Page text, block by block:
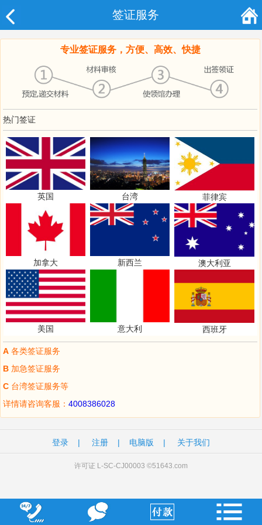
签证服务
专业签证服务，方便、高效、快捷
热门签证
英国 台湾 菲律宾
加拿大 新西兰 澳大利亚
美国 意大利 西班牙
A 各类签证服务
B 加急签证服务
C 台湾签证服务等
详情请咨询客服：4008386028
登录 | 注册 | 电脑版 | 关于我们
许可证 L-SC-CJ00003 ©51643.com